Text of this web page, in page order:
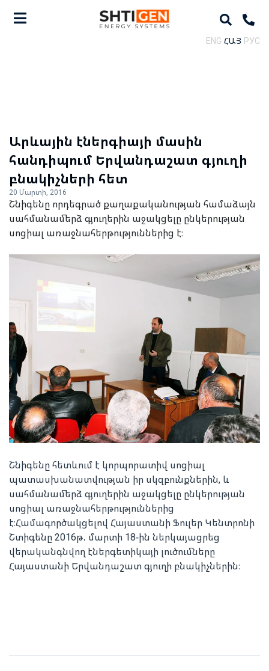
ENG ՀԱՅ РУС
Արևային էներգիայի մասին
հանդիպում Երվանդաշատ գյուղի
բնակիչների հետ
20 Մարտի, 2016
Շնիգենը որդեգրած քաղաքականության համաձայն
սահմանամերձ գյուղերին աջակցելը ընկերության
սոցիալ առաջնահերթություններից է։
Շնիգենը հետևում է կորպորատիվ սոցիալ
պատասխանատվության իր սկզբունքներին, և
սահմանամերձ գյուղերին աջակցելը ընկերության
սոցիալ առաջնահերթություններից
է։Համագործակցելով Հայաստանի Ֆուլեր Կենտրոնի
Շտիգենը 2016թ․ մարտի 18-ին ներկայացրեց
վերականգնվող էներգետիկայի լուծումները
Հայաստանի Երվանդաշատ գյուղի բնակիչներին։